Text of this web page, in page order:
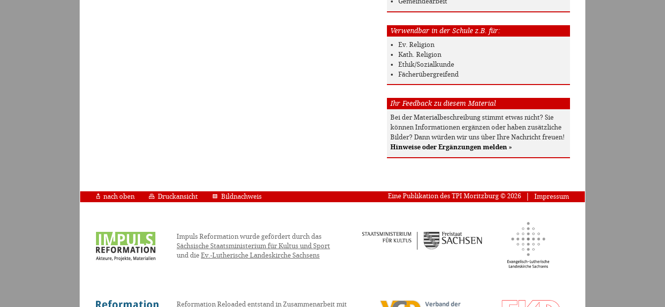
Verwendbar in der Schule z.B. für:
Ev. Religion
Kath. Religion
Ethik/Sozialkunde
Fächerübergreifend
Ihr Feedback zu diesem Material
Bei der Materialbeschreibung stimmt etwas nicht? Sie
können Informationen ergänzen oder haben zusätzliche
Bilder? Dann würden wir uns über Ihre Nachricht freuen!
Hinweise oder Ergänzungen melden »
Impressum
Eine Publikation des TPI Moritzburg © 2026
nach oben Druckansicht Bildnachweis
Impuls Reformation wurde gefördert durch das
Sächsische Staatsministerium für Kultus und Sport
und die Ev.-Lutherische Landeskirche Sachsens
Reformation Reloaded entstand in Zusammenarbeit mit